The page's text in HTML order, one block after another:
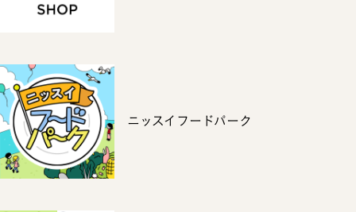
ニッスイフードパーク